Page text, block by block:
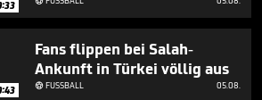
Fans flippen bei Salah-
Ankunft in Türkei völlig aus
FUSSBALL 05.08.